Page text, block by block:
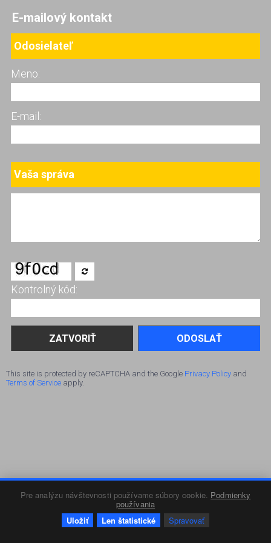
Pre analýzu návštevnosti používame súbory cookie. Podmienky
používania
Uložiť
Len štatistické Spravovať
E-mailový kontakt
Odosielateľ
Meno:
E-mail:
Vaša správa
Kontrolný kód:
ODOSLAŤ
This site is protected by reCAPTCHA and the Google Privacy Policy and
Terms of Service apply.